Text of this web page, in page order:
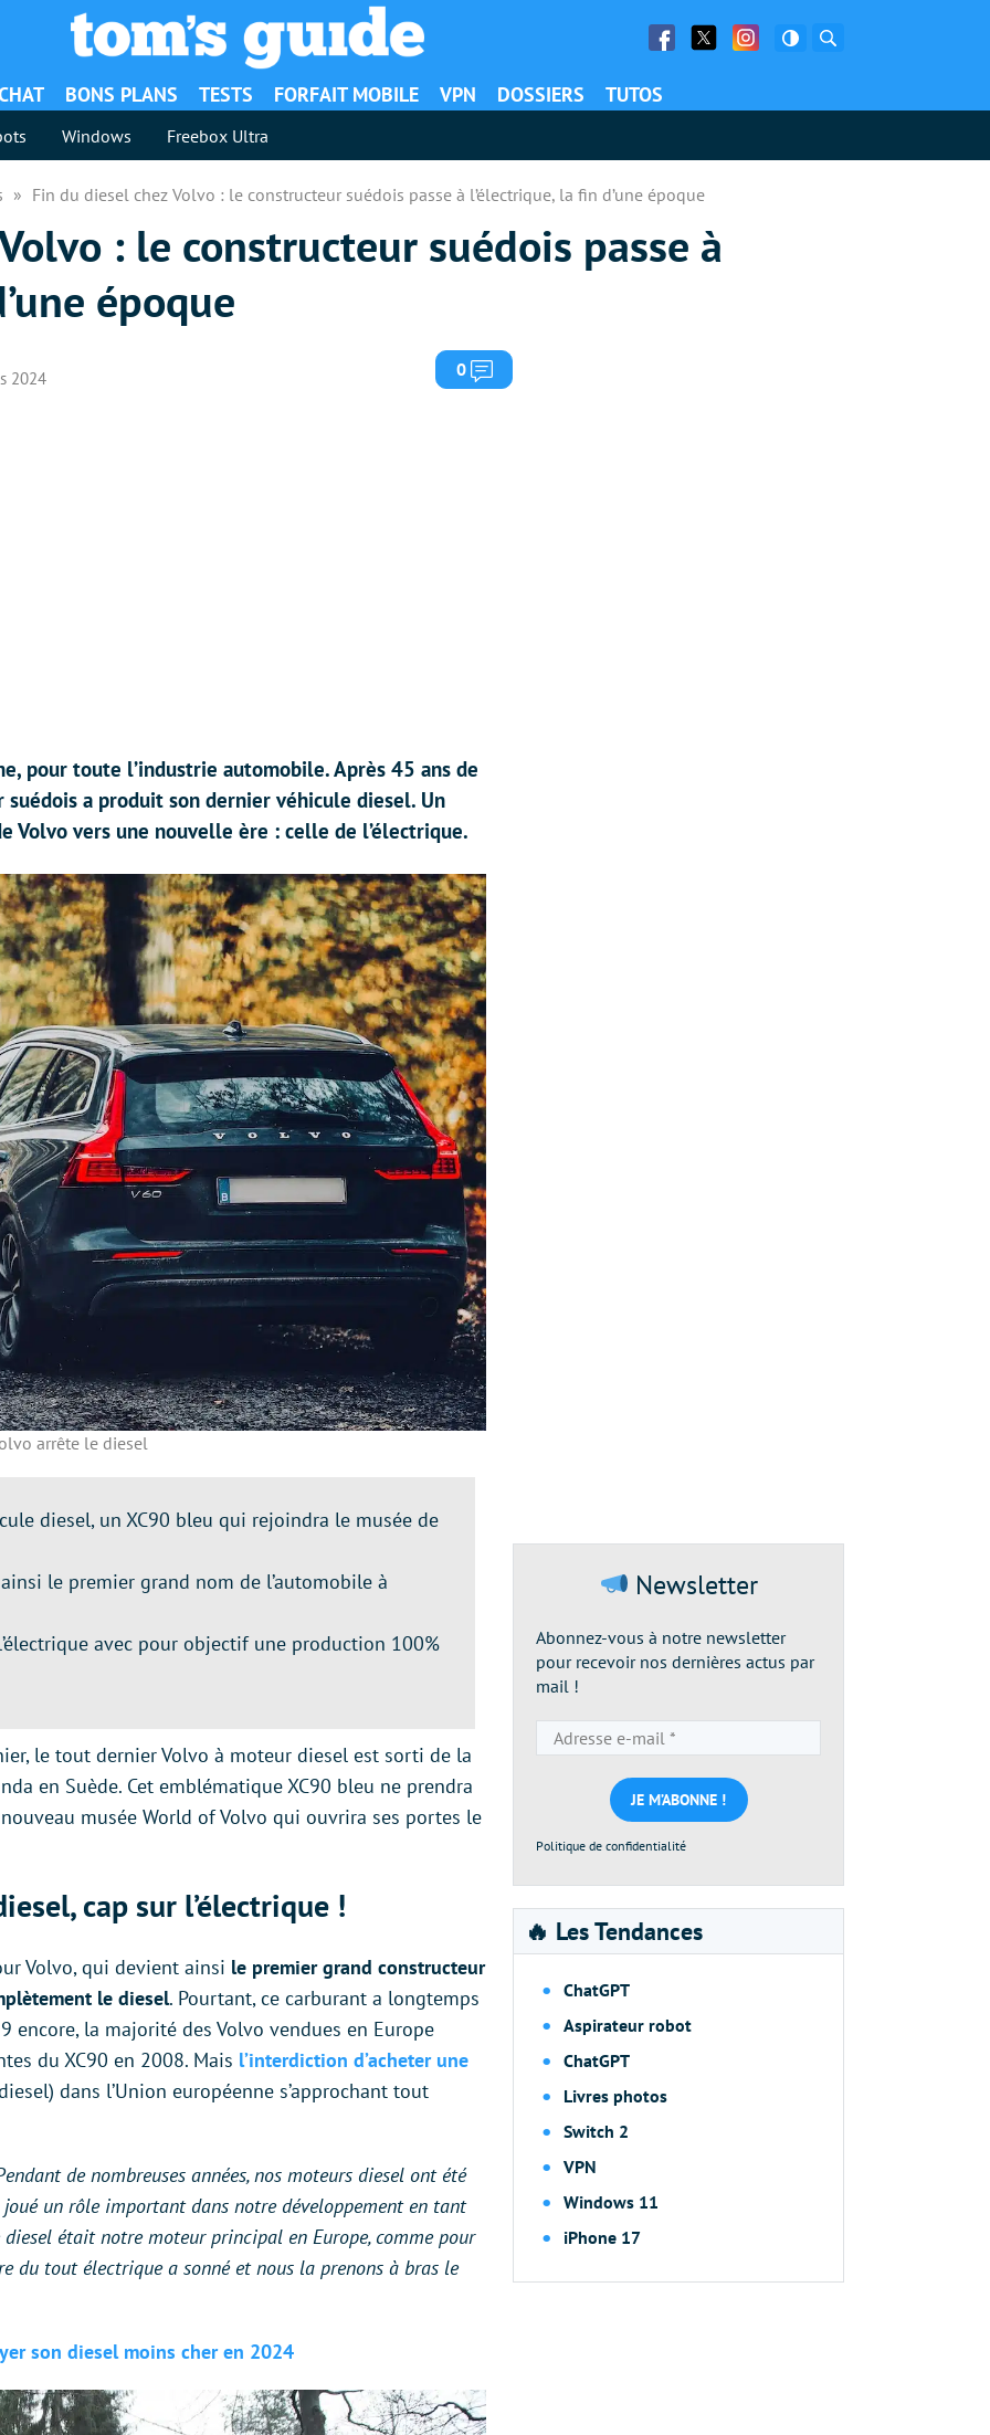
Facebook
Twitter Facebook
BONS PLANS TESTS FORFAIT MOBILE VPN DOSSIERS TUTOS
Windows Freebox Ultra
Fin du diesel chez Volvo : le constructeur suédois passe à l’électrique, la fin d’une époque
: le constructeur suédois passe à
époque
2024 0 Commentaires
pour toute l’industrie automobile. Après 45 ans de
a produit son dernier véhicule diesel. Un
vers une nouvelle ère : celle de l’électrique.
arrête le diesel
diesel, un XC90 bleu qui rejoindra le musée de
le premier grand nom de l’automobile à
avec pour objectif une production 100%
le tout dernier Volvo à moteur diesel est sorti de la
en Suède. Cet emblématique XC90 bleu ne prendra
musée World of Volvo qui ouvrira ses portes le
cap sur l’électrique !
Volvo, qui devient ainsi le premier grand constructeur
le diesel. Pourtant, ce carburant a longtemps
encore, la majorité des Volvo vendues en Europe
du XC90 en 2008. Mais l’interdiction d’acheter une
dans l’Union européenne s’approchant tout
de nombreuses années, nos moteurs diesel ont été
un rôle important dans notre développement en tant
était notre moteur principal en Europe, comme pour
du tout électrique a sonné et nous la prenons à bras le
son diesel moins cher en 2024
Newsletter
Abonnez-vous à notre newsletter
pour recevoir nos dernières actus par
mail !
e-
mail
*
Politique de confidentialité
🔥 Les Tendances
ChatGPT
Aspirateur robot
ChatGPT
Livres photos
Switch 2
VPN
Windows 11
iPhone 17